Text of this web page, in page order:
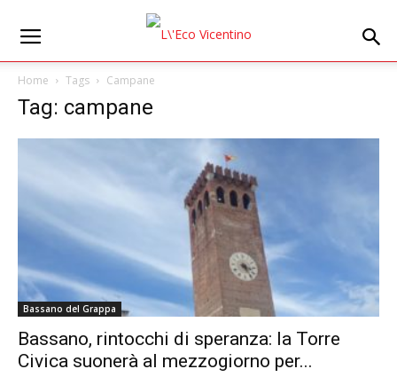
Home Tags Campane
Tag: campane
Bassano del Grappa
Bassano, rintocchi di speranza: la Torre
Civica suonerà al mezzogiorno per...